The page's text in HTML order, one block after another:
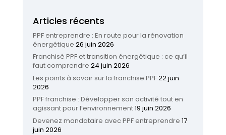
Articles récents
PPF entreprendre : En route pour la rénovation
énergétique 26 juin 2026
Franchisé PPF et transition énergétique : ce qu’il
faut comprendre 24 juin 2026
Les points à savoir sur la franchise PPF22 juin
2026
PPF franchise : Développer son activité tout en
agissant pour l’environnement19 juin 2026
Devenez mandataire avec PPF entreprendre 17
juin 2026